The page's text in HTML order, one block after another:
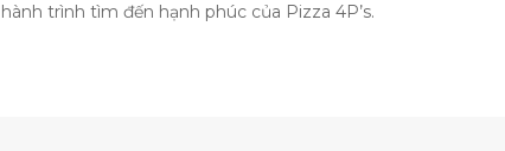
hành trình tìm đến hạnh phúc của Pizza 4P’s.